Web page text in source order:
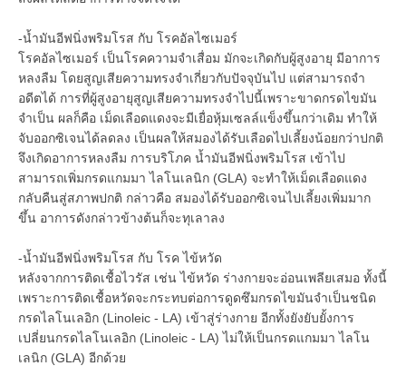
-น้ำมันอีฟนิ่งพริมโรส กับ โรคอัลไซเมอร์
โรคอัลไซเมอร์ เป็นโรคความจำเสื่อม มักจะเกิดกับผู้สูงอายุ มีอาการ
หลงลืม โดยสูญเสียความทรงจำเกี่ยวกับปัจจุบันไป แต่สามารถจำ
อดีตได้ การที่ผู้สูงอายุสูญเสียความทรงจำไปนี้เพราะขาดกรดไขมัน
จำเป็น ผลก็คือ เม็ดเลือดแดงจะมีเยื่อหุ้มเซลล์แข็งขึ้นกว่าเดิม ทำให้
จับออกซิเจนได้ลดลง เป็นผลให้สมองได้รับเลือดไปเลี้ยงน้อยกว่าปกติ
จึงเกิดอาการหลงลืม การบริโภค น้ำมันอีฟนิ่งพริมโรส เข้าไป
สามารถเพิ่มกรดแกมมา ไลโนเลนิก (GLA) จะทำให้เม็ดเลือดแดง
กลับคืนสู่สภาพปกติ กล่าวคือ สมองได้รับออกซิเจนไปเลี้ยงเพิ่มมาก
ขึ้น อาการดังกล่าวข้างต้นก็จะทุเลาลง
-น้ำมันอีฟนิ่งพริมโรส กับ โรค ไข้หวัด
หลังจากการติดเชื้อไวรัส เช่น ไข้หวัด ร่างกายจะอ่อนเพลียเสมอ ทั้งนี้
เพราะการติดเชื้อหวัดจะกระทบต่อการดูดซึมกรดไขมันจำเป็นชนิด
กรดไลโนเลอิก (Linoleic - LA) เข้าสู่ร่างกาย อีกทั้งยังยับยั้งการ
เปลี่ยนกรดไลโนเลอิก (Linoleic - LA) ไม่ให้เป็นกรดแกมมา ไลโน
เลนิก (GLA) อีกด้วย